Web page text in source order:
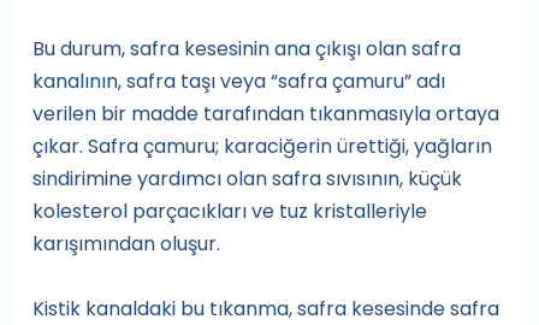
Bu durum, safra kesesinin ana çıkışı olan safra
kanalının, safra taşı veya “safra çamuru” adı
verilen bir madde tarafından tıkanmasıyla ortaya
çıkar. Safra çamuru; karaciğerin ürettiği, yağların
sindirimine yardımcı olan safra sıvısının, küçük
kolesterol parçacıkları ve tuz kristalleriyle
karışımından oluşur.
Kistik kanaldaki bu tıkanma, safra kesesinde safra